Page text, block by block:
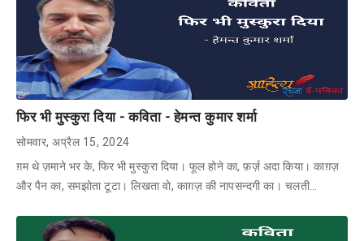
फिर भी मुस्कुरा दिया - कविता - हेमन्त कुमार शर्मा
सोमवार, अप्रैल 15, 2024
ग़म थे ज़माने भर के, फिर भी मुस्कुरा दिया। फूल होने का, फ़र्ज़ अदा किया। काग़ज़
और पैन का, समझोता टूटा। लिखता वो, काग़ज़ की नापसन्दगी का। चलती…